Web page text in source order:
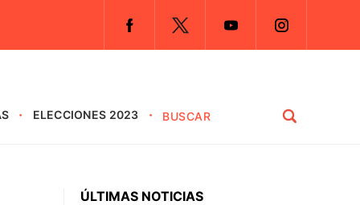
ELECCIONES 2023
ÚLTIMAS NOTICIAS